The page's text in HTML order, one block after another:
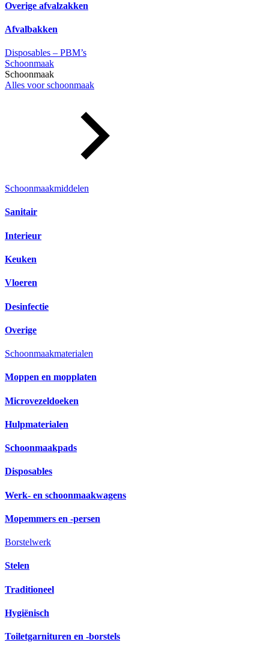
Overige afvalzakken
Afvalbakken
Disposables – PBM’s
Schoonmaak
Schoonmaak
Alles voor schoonmaak
Schoonmaakmiddelen
Sanitair
Interieur
Keuken
Vloeren
Desinfectie
Overige
Schoonmaakmaterialen
Moppen en mopplaten
Microvezeldoeken
Hulpmaterialen
Schoonmaakpads
Disposables
Werk- en schoonmaakwagens
Mopemmers en -persen
Borstelwerk
Stelen
Traditioneel
Hygiënisch
Toiletgarnituren en -borstels